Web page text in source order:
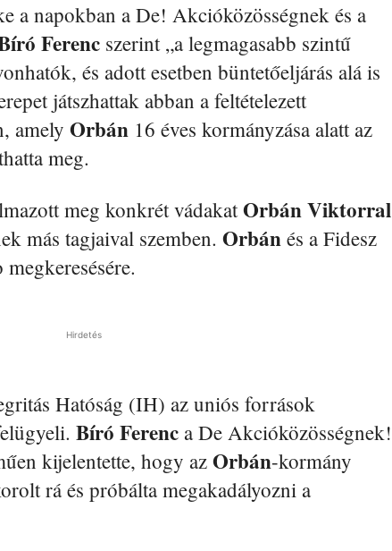
a napokban a De! Akcióközösségnek és a
Ferenc szerint „a legmagasabb szintű
és adott esetben büntetőeljárás alá is
játszhattak abban a feltételezett
amely Orbán 16 éves kormányzása alatt az
meg.
meg konkrét vádakatOrbánViktorral
más tagjaival szemben. Orbán és a Fidesz
Hirdetés
Hatóság (IH) az uniós források
Bíró Ferenc a De Akcióközösségnek!
kijelentette, hogy az Orbán-kormány
rá és próbálta megakadályozni a